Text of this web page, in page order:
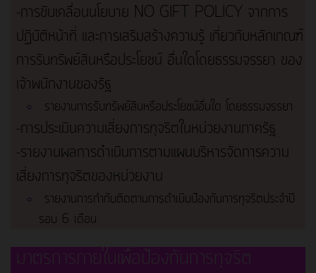
-การขับเคลื่อนนโยบาย NO GIFT POLICY จากการ
ปฏิบัติหน้าที่ และการเสริมสร้างความรู้ เกี่ยวกับหลักเกณฑ์
การรับทรัพย์สินหรือประโยชน์ อื่นใดโดยธรรมจรรยา ของ
เจ้าพนักงานของรัฐ
รายงานการรับทรัพย์สินหรือประโยชน์อื่นใด โดยธรรมจรรยา
-การประเมินความเสี่ยงการทุจริตในหน่วยงานภาครัฐ
-รายงานผลการดำเนินการตามแผนบริหารจัดการความ
เสี่ยงการทุจริตของหน่วยงาน
รายงานการกำกับติดตามการดำเนินป้องกันการทุจริตประจำปี
รอบ 6 เดือน
มาตรการภายในเพื่อป้องกันการทุจริต